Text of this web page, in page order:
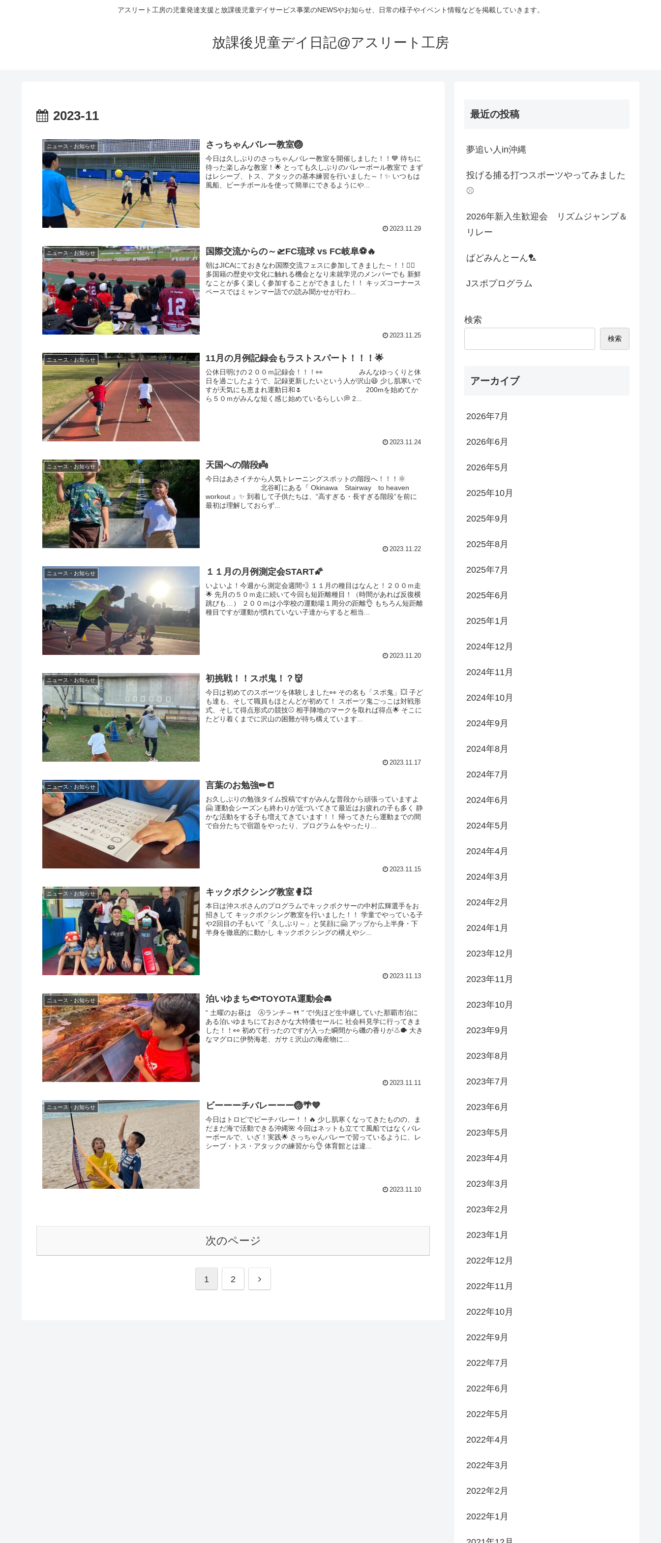
アスリート工房の児童発達支援と放課後児童デイサービス事業のNEWSやお知らせ、日常の様子やイベント情報などを掲載していきます。
放課後児童デイ日記@アスリート工房
2023-11
ニュース・お知らせ さっちゃんバレー教室🏐
今日は久しぶりのさっちゃんバレー教室を開催しました！！💙 待ちに
待った楽しみな教室！🌟 とっても久しぶりのバレーボール教室で まず
はレシーブ、トス、アタックの基本練習を行いました～！✨ いつもは
風船、ビーチボールを使って簡単にできるようにや...
2023.11.29
ニュース・お知らせ 国際交流からの～🛫FC琉球 vs FC岐阜⚽🔥
朝はJICAにておきなわ国際交流フェスに参加してきました～！！🏳‍🌈
多国籍の歴史や文化に触れる機会となり未就学児のメンバーでも 新鮮
なことが多く楽しく参加することができました！！ キッズコーナース
ペースではミャンマー語での読み聞かせが行わ...
2023.11.25
ニュース・お知らせ 11月の月例記録会もラストスパート！！！🌟
公休日明けの２００ｍ記録会！！！👀 みんなゆっくりと休
日を過ごしたようで、記録更新したいという人が沢山😆 少し肌寒いで
すが天気にも恵まれ運動日和🌷 200mを始めてか
ら５０ｍがみんな短く感じ始めているらしい💭 2...
2023.11.24
ニュース・お知らせ 天国への階段👼
今日はあさイチから人気トレーニングスポットの階段へ！！！🌞
北谷町にある『 Okinawa Stairway to heaven
workout 』✨ 到着して子供たちは、“高すぎる・長すぎる階段”を前に
最初は理解しておらず...
2023.11.22
ニュース・お知らせ １１月の月例測定会START🌠
いよいよ！今週から測定会週間💨 １１月の種目はなんと！２００ｍ走
🌟 先月の５０ｍ走に続いて今回も短距離種目！（時間があれば反復横
跳びも…） ２００ｍは小学校の運動場１周分の距離👌 もちろん短距離
種目ですが運動が慣れていない子達からすると相当...
2023.11.20
ニュース・お知らせ 初挑戦！！スポ鬼！？👹
今日は初めてのスポーツを体験しました👀 その名も「スポ鬼」💥 子ど
も達も、そして職員もほとんどが初めて！ スポーツ鬼ごっこは対戦形
式、そして得点形式の競技⚾ 相手陣地のマークを取れば得点🌟 そこに
たどり着くまでに沢山の困難が待ち構えています...
2023.11.17
ニュース・お知らせ 言葉のお勉強✏📒
お久しぶりの勉強タイム投稿ですがみんな普段から頑張っていますよ
🤗 運動会シーズンも終わりが近づいてきて最近はお疲れの子も多く 静
かな活動をする子も増えてきています！！ 帰ってきたら運動までの間
で自分たちで宿題をやったり、プログラムをやったり...
2023.11.15
ニュース・お知らせ キックボクシング教室🥊💥
本日は沖スポさんのプログラムでキックボクサーの中村広輝選手をお
招きして キックボクシング教室を行いました！！ 学童でやっている子
や2回目の子もいて「久しぶり～」と笑顔に🤗 アップから上半身・下
半身を徹底的に動かし キックボクシングの構えやシ...
2023.11.13
ニュース・お知らせ 泊いゆまち🐟TOYOTA運動会🚘
“ 土曜のお昼は Ⓐランチ～🍴 " で!先ほど生中継していた那覇市泊に
ある泊いゆまちにておさかな大特価セールに 社会科見学に行ってきま
した！！👀 初めて行ったのですが入った瞬間から磯の香りが👃🐡 大き
なマグロに伊勢海老、ガサミ沢山の海産物に...
2023.11.11
ニュース・お知らせ ビーーーチバレーーー🏐🌴💙
今日はトロピでビーチバレー！！🔥 少し肌寒くなってきたものの、ま
だまだ海で活動できる沖縄🌺 今回はネットも立てて風船ではなくバレ
ーボールで、いざ！実践🌟 さっちゃんバレーで習っているように、レ
シーブ・トス・アタックの練習から👌 体育館とは違...
2023.11.10
次のページ
1 2 次
最近の投稿
夢追い人in沖縄
投げる捕る打つスポーツやってみました
⚾
2026年新入生歓迎会 リズムジャンプ＆
リレー
ばどみんとーん🏸
Jスポプログラム
検索
検索
アーカイブ
2026年7月
2026年6月
2026年5月
2025年10月
2025年9月
2025年8月
2025年7月
2025年6月
2025年1月
2024年12月
2024年11月
2024年10月
2024年9月
2024年8月
2024年7月
2024年6月
2024年5月
2024年4月
2024年3月
2024年2月
2024年1月
2023年12月
2023年11月
2023年10月
2023年9月
2023年8月
2023年7月
2023年6月
2023年5月
2023年4月
2023年3月
2023年2月
2023年1月
2022年12月
2022年11月
2022年10月
2022年9月
2022年7月
2022年6月
2022年5月
2022年4月
2022年3月
2022年2月
2022年1月